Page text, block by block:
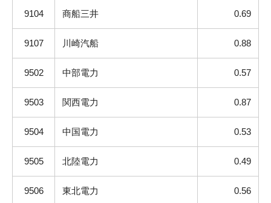
9104 商船三井 0.69
9107 川崎汽船 0.88
9502 中部電力 0.57
9503 関西電力 0.87
9504 中国電力 0.53
9505 北陸電力 0.49
9506 東北電力 0.56